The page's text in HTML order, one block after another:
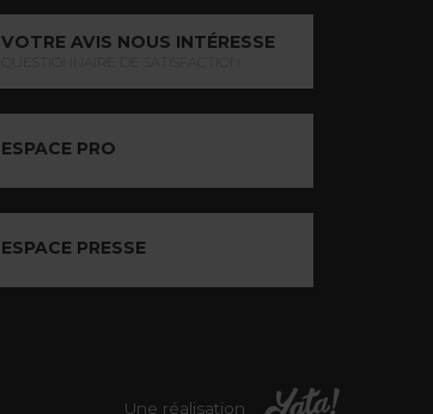
VOTRE AVIS NOUS INTÉRESSE
ESPACE PRO
ESPACE PRESSE
Une réalisation